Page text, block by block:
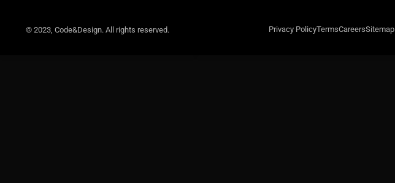
© 2023, Code&Design. All rights reserved. Privacy PolicyTermsCareersSitemap